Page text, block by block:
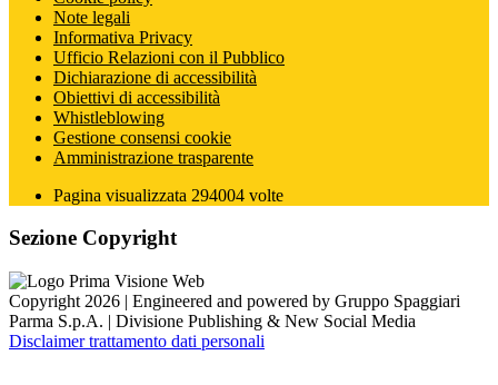
Note legali
Informativa Privacy
Ufficio Relazioni con il Pubblico
Dichiarazione di accessibilità
Obiettivi di accessibilità
Whistleblowing
Gestione consensi cookie
Amministrazione trasparente
Pagina visualizzata 294004 volte
Sezione Copyright
Copyright 2026 | Engineered and powered by Gruppo Spaggiari
Parma S.p.A. | Divisione Publishing & New Social Media
Disclaimer trattamento dati personali